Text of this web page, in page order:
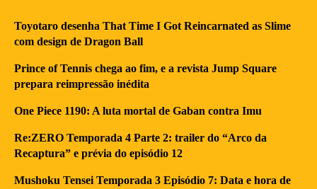
Toyotaro desenha That Time I Got Reincarnated as Slime
com design de Dragon Ball
Prince of Tennis chega ao fim, e a revista Jump Square
prepara reimpressão inédita
One Piece 1190: A luta mortal de Gaban contra Imu
Re:ZERO Temporada 4 Parte 2: trailer do “Arco da
Recaptura” e prévia do episódio 12
Mushoku Tensei Temporada 3 Episódio 7: Data e hora de